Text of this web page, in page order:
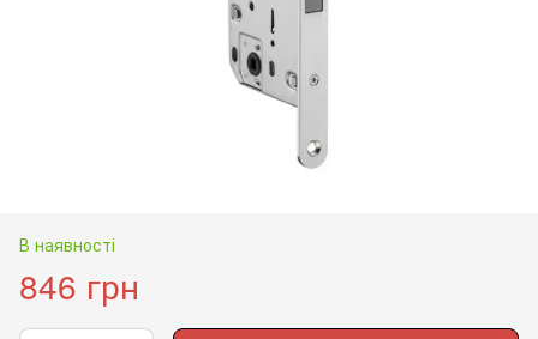
В наявності
846 грн